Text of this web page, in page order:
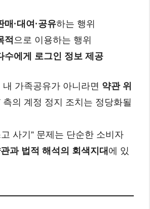
매·대여·공유하는 행위
적 으로 이용하는 행위
수에게 로그인 정보 제공
가족공유가 아니라면 약관 위
의 계정 정지 조치는 정당화될
사기” 문제는 단순한 소비자
과 법적 해석의 회색지대 에 있